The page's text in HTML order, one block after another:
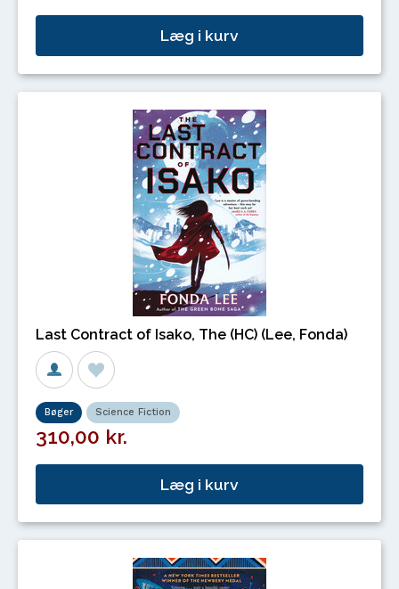
Læg i kurv
Last Contract of Isako, The (HC) (Lee, Fonda)
Bøger Science Fiction
310,00 kr.
Læg i kurv